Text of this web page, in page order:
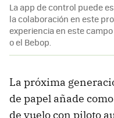
La app de control puede
la colaboración en este
experiencia en este
o el Bebop.
La próxima
de papel añade
de vuelo con piloto